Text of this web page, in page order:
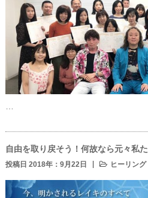
…
自由を取り戻そう！何故なら元々私
投稿日 2018年：9月22日 ヒーリン